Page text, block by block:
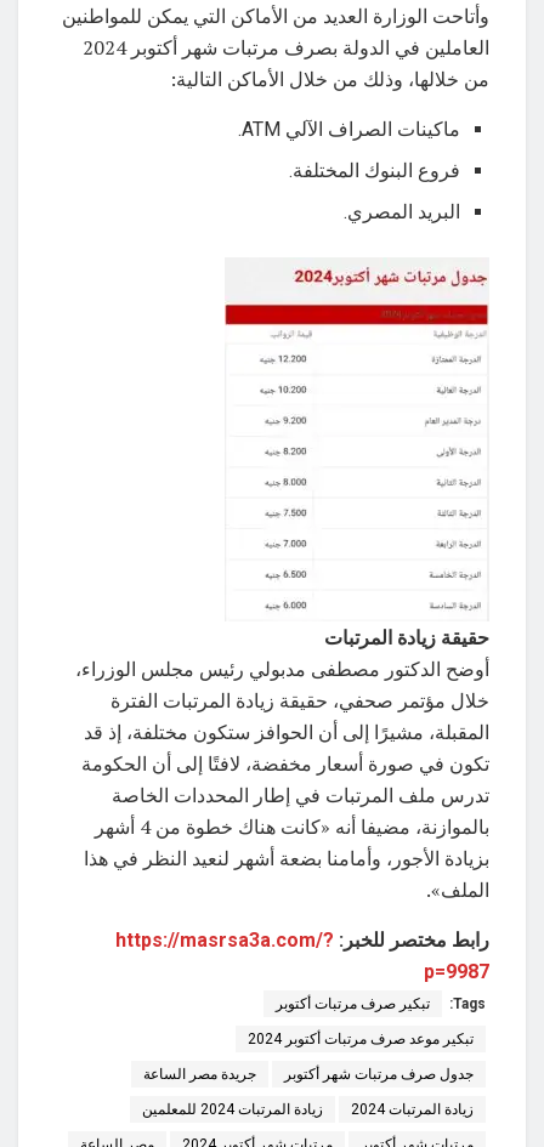
وأتاحت الوزارة العديد من الأماكن التي يمكن للمواطنين
العاملين في الدولة بصرف مرتبات شهر أكتوبر 2024
من خلالها، وذلك من خلال الأماكن التالية:
ماكينات الصراف الآلي ATM.
فروع البنوك المختلفة.
البريد المصري.
حقيقة زيادة المرتبات
أوضح الدكتور مصطفى مدبولي رئيس مجلس الوزراء،
خلال مؤتمر صحفي، حقيقة زيادة المرتبات الفترة
المقبلة، مشيرًا إلى أن الحوافز ستكون مختلفة، إذ قد
تكون في صورة أسعار مخفضة، لافتًا إلى أن الحكومة
تدرس ملف المرتبات في إطار المحددات الخاصة
بالموازنة، مضيفا أنه «كانت هناك خطوة من 4 أشهر
بزيادة الأجور، وأمامنا بضعة أشهر لنعيد النظر في هذا
الملف».
رابط مختصر للخبر: https://masrsa3a.com/?
p=9987
Tags: تبكير صرف مرتبات أكتوبر
تبكير موعد صرف مرتبات أكتوبر 2024
جدول صرف مرتبات شهر أكتوبر جريدة مصر الساعة
زيادة المرتبات 2024 زيادة المرتبات 2024 للمعلمين